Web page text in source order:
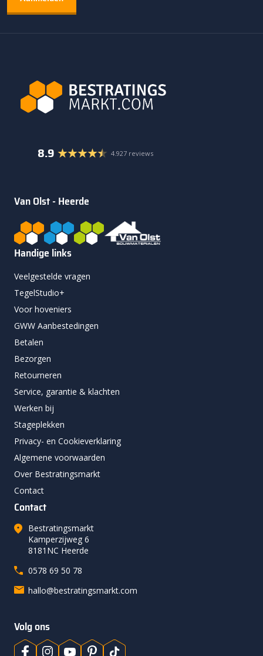
8.9 4.927 reviews
Van Olst - Heerde
Handige links
Veelgestelde vragen
TegelStudio+
Voor hoveniers
GWW Aanbestedingen
Betalen
Bezorgen
Retourneren
Service, garantie & klachten
Werken bij
Stageplekken
Privacy- en Cookieverklaring
Algemene voorwaarden
Over Bestratingsmarkt
Contact
Contact
Bestratingsmarkt
Kamperzijweg 6
8181NC Heerde
0578 69 50 78
hallo@bestratingsmarkt.com
Volg ons